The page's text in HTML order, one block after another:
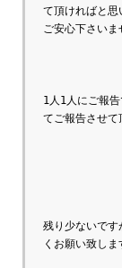
て頂ければと思
ご安心下さいま
1人1人にご報
てご報告させて
残り少ないです
くお願い致しま